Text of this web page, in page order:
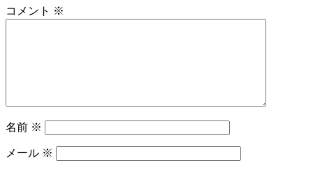
コメント ※
名前 ※
メール ※